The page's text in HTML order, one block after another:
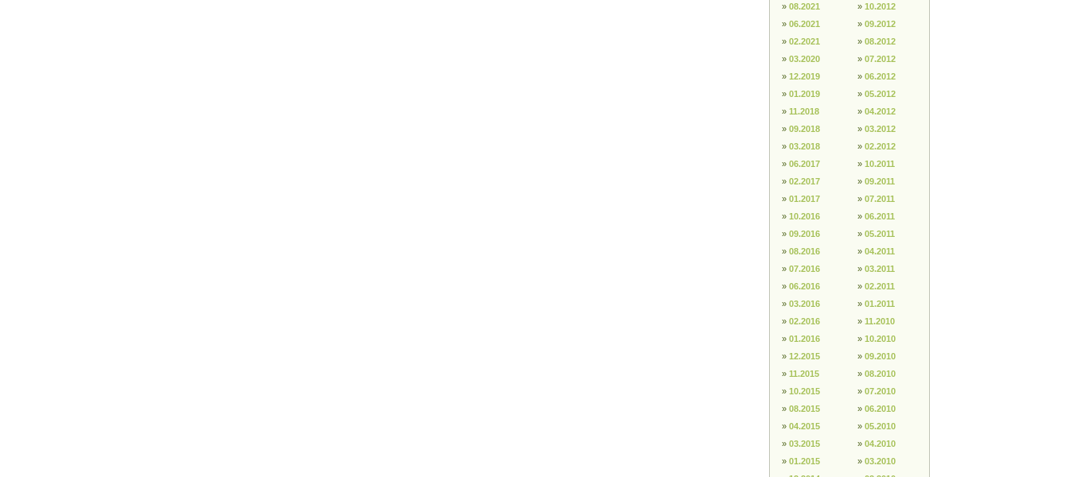
» 08.2021
» 06.2021
» 02.2021
» 03.2020
» 12.2019
» 01.2019
» 11.2018
» 09.2018
» 03.2018
» 06.2017
» 02.2017
» 01.2017
» 10.2016
» 09.2016
» 08.2016
» 07.2016
» 06.2016
» 03.2016
» 02.2016
» 01.2016
» 12.2015
» 11.2015
» 10.2015
» 08.2015
» 04.2015
» 03.2015
» 01.2015
» 10.2012
» 09.2012
» 08.2012
» 07.2012
» 06.2012
» 05.2012
» 04.2012
» 03.2012
» 02.2012
» 10.2011
» 09.2011
» 07.2011
» 06.2011
» 05.2011
» 04.2011
» 03.2011
» 02.2011
» 01.2011
» 11.2010
» 10.2010
» 09.2010
» 08.2010
» 07.2010
» 06.2010
» 05.2010
» 04.2010
» 03.2010